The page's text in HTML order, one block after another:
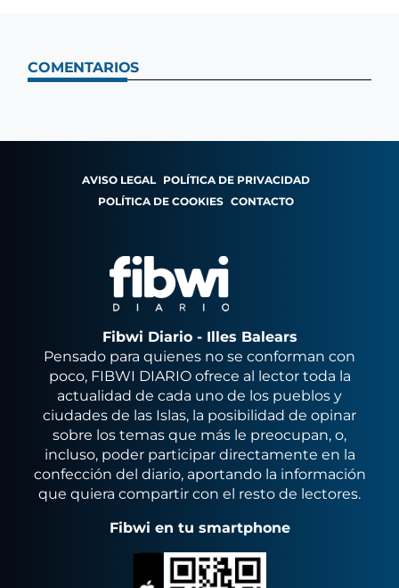
COMENTARIOS
AVISO LEGAL POLÍTICA DE PRIVACIDAD
POLÍTICA DE COOKIES CONTACTO
Fibwi Diario - Illes Balears
Pensado para quienes no se conforman con
poco, FIBWI DIARIO ofrece al lector toda la
actualidad de cada uno de los pueblos y
ciudades de las Islas, la posibilidad de opinar
sobre los temas que más le preocupan, o,
incluso, poder participar directamente en la
confección del diario, aportando la información
que quiera compartir con el resto de lectores.
Fibwi en tu smartphone